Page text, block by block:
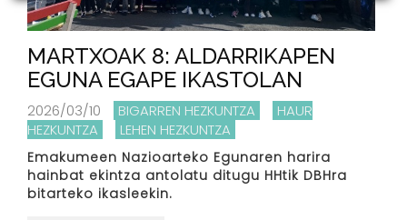
MARTXOAK 8: ALDARRIKAPEN
EGUNA EGAPE IKASTOLAN
2026/03/10 BIGARREN HEZKUNTZA
HAUR
HEZKUNTZA
LEHEN HEZKUNTZA
Emakumeen Nazioarteko Egunaren harira
hainbat ekintza antolatu ditugu HHtik DBHra
bitarteko ikasleekin.